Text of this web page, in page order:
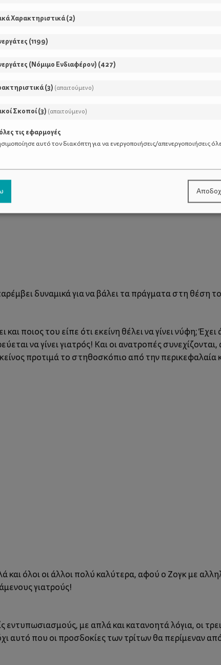
μάθημα ο μικρός μας δράκος καλείται να κλέψει
εμφανιστεί και ο ιππότης Σεζένια για να τη σώσει και
δυναμικά για να βάλει τα πράγματα στη θέση
ποιος του είπε ότι εκείνη θέλει να γίνει νύφη;
να γίνει γιατρός! Και οι ανατροπές
προτιμά το στηθοσκόπιο από την περικεφαλαία
και όλοι οι άλλοι πολύ καλύτερα, αφού ο Ζογκ με
γιατρούς!
εντυπωσιασμούς, με απλά και κατανοητά λόγια, οι
αυτό που οι προσδοκίες των τρίτων θα περίμεναν
Χαρακτηριστικά(2)
(1199)
(Νόμιμο Ενδιαφέρον) (427)
(3) (απαιτούμενο)
Σκοποί(3) (απαιτούμενο)
όλες τις εφαρμογές
αυτό τον διακόπτη για να ενεργοποιήσεις/απενεργοποιήσεις